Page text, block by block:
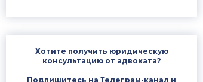
Хотите получить юридическую
консультацию от адвоката?
Подпишитесь на Телеграм-канал и